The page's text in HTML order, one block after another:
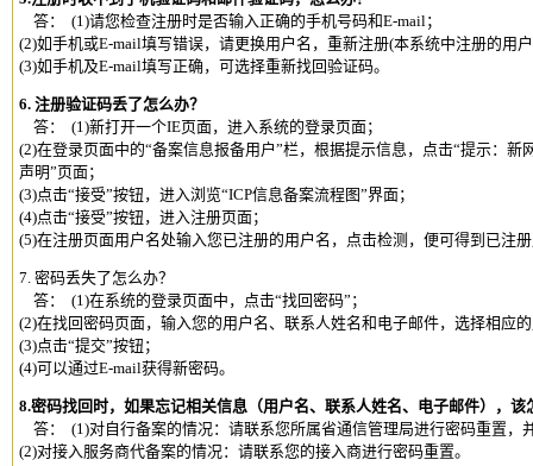
答： (1)请您检查注册时是否输入正确的手机号码和E-mail；
(2)如手机或E-mail填写错误，请更换用户名，重新注册(本系统中注册的用
(3)如手机及E-mail填写正确，可选择重新找回验证码。
6. 注册验证码丢了怎么办？
答： (1)新打开一个IE页面，进入系统的登录页面；
(2)在登录页面中的“备案信息报备用户”栏，根据提示信息，点击“提示：
声明”页面；
(3)点击“接受”按钮，进入浏览“ICP信息备案流程图”界面；
(4)点击“接受”按钮，进入注册页面；
(5)在注册页面用户名处输入您已注册的用户名，点击检测，便可得到已注
7. 密码丢失了怎么办？
答： (1)在系统的登录页面中，点击“找回密码”；
(2)在找回密码页面，输入您的用户名、联系人姓名和电子邮件，选择相应
(3)点击“提交”按钮；
(4)可以通过E-mail获得新密码。
8.密码找回时，如果忘记相关信息（用户名、联系人姓名、电子邮件），该
答： (1)对自行备案的情况：请联系您所属省通信管理局进行密码重置，
(2)对接入服务商代备案的情况：请联系您的接入商进行密码重置。